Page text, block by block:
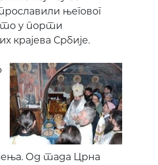
његовог
у порти
крајева Србије.
Од тада Црна